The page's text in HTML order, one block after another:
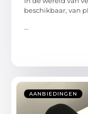
beschikbaar, van
...
AANBIEDINGEN